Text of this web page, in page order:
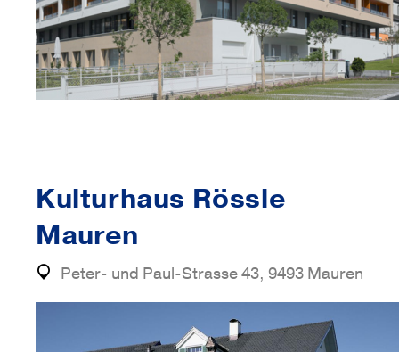
Kulturhaus Rössle
Mauren
Peter- und Paul-Strasse 43, 9493 Mauren